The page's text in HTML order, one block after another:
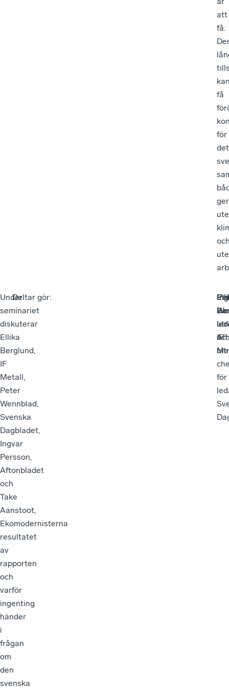
att
få.
få
för
det
Under
seminariet
diskuterar
Ellika
Berglund,
IF
Metall,
Peter
Wennblad,
Svenska
Dagbladet,
Ingvar
Persson,
Aftonbladet
och
Take
Aanstoot,
Ekomodernisterna
resultatet
av
rapporten
och
varför
ingenting
händer
i
frågan
om
den
svenska
Deltar gör:
för
IF